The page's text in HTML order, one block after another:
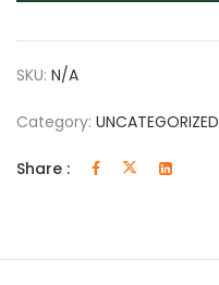
SKU: N/A
Category: UNCATEGORIZED
Share :